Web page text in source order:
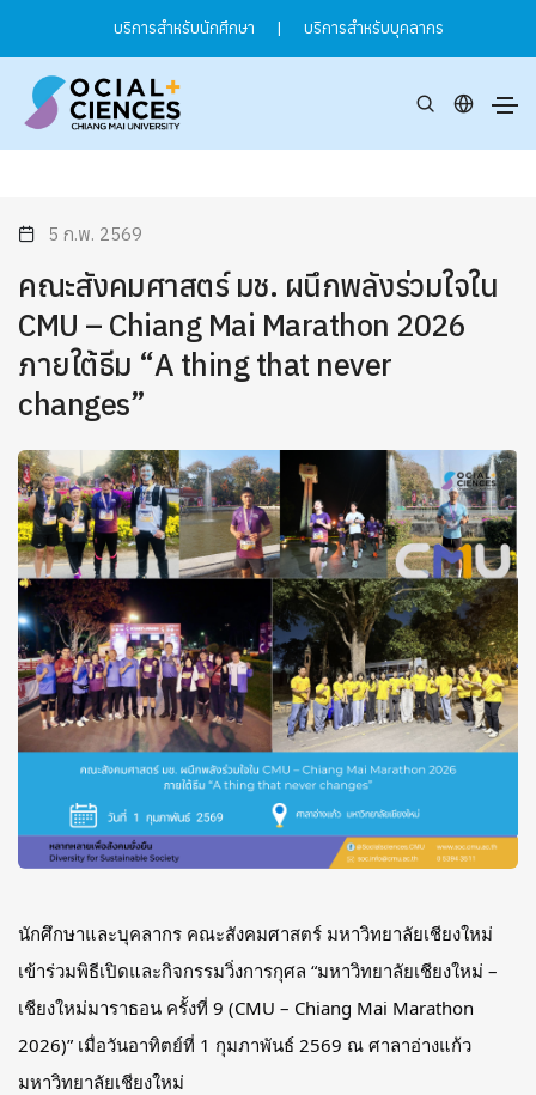
บริการสำหรับนักศึกษา | บริการสำหรับบุคลากร
5 ก.พ. 2569
คณะสังคมศาสตร์ มช. ผนึกพลังร่วมใจใน
CMU – Chiang Mai Marathon 2026
ภายใต้ธีม “A thing that never
changes”
นักศึกษาและบุคลากร คณะสังคมศาสตร์ มหาวิทยาลัยเชียงใหม่
เข้าร่วมพิธีเปิดและกิจกรรมวิ่งการกุศล “มหาวิทยาลัยเชียงใหม่ –
เชียงใหม่มาราธอน ครั้งที่ 9 (CMU – Chiang Mai Marathon
2026)” เมื่อวันอาทิตย์ที่ 1 กุมภาพันธ์ 2569 ณ ศาลาอ่างแก้ว
มหาวิทยาลัยเชียงใหม่